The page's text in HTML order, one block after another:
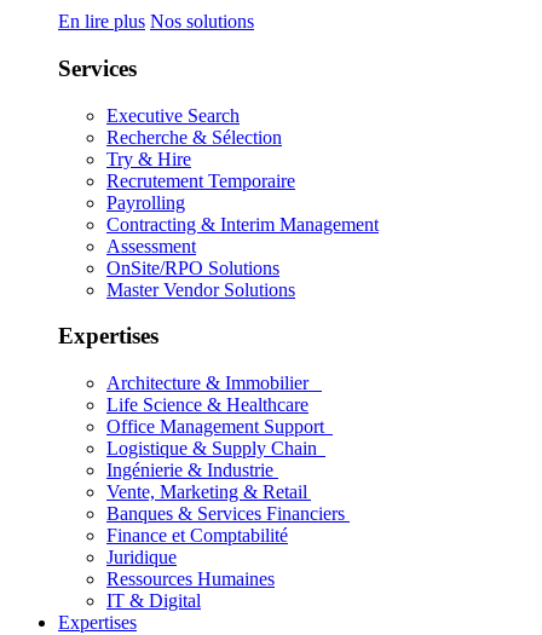
En lire plus Nos solutions
Services
Executive Search
Recherche & Sélection
Try & Hire
Recrutement Temporaire
Payrolling
Contracting & Interim Management
Assessment
OnSite/RPO Solutions
Master Vendor Solutions
Expertises
Architecture & Immobilier
Life Science & Healthcare
Office Management Support
Logistique & Supply Chain
Ingénierie & Industrie
Vente, Marketing & Retail
Banques & Services Financiers
Finance et Comptabilité
Juridique
Ressources Humaines
IT & Digital
Expertises